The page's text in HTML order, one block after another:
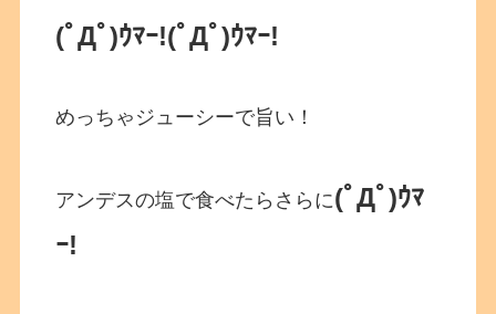
(ﾟДﾟ)ｳﾏｰ!(ﾟДﾟ)ｳﾏｰ!
めっちゃジューシーで旨い！
アンデスの塩で食べたらさらに(ﾟДﾟ)ｳﾏ
ｰ!